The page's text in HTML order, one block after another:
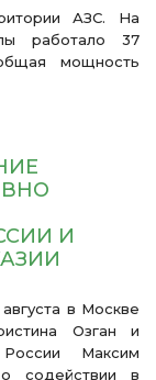
АЗС. На
работало 37
мощность
И
в Москве
Озган и
Максим
содействии в